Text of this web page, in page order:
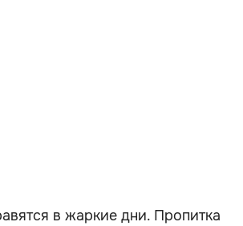
в жаркие дни. Пропитка